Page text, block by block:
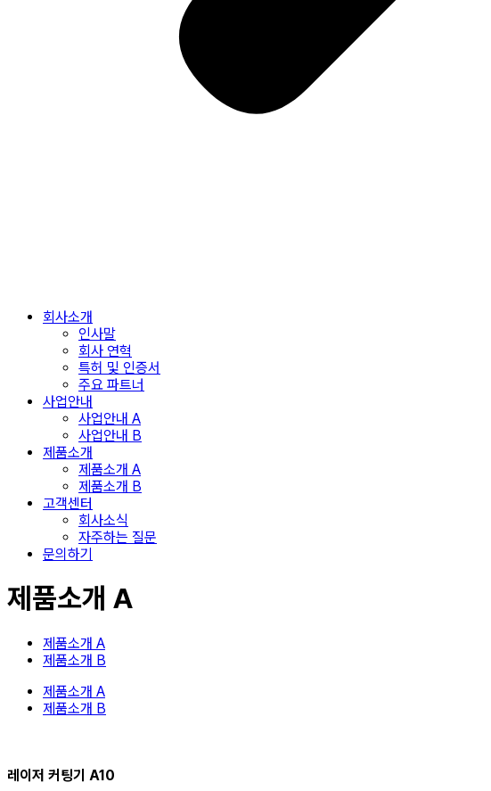
회사소개
인사말
회사 연혁
특허 및 인증서
주요 파트너
사업안내
사업안내 A
사업안내 B
제품소개
제품소개 A
제품소개 B
고객센터
회사소식
자주하는 질문
문의하기
제품소개 A
제품소개 A
제품소개 B
제품소개 A
제품소개 B
레이저 커팅기 A10